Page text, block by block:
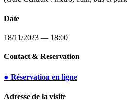
Date
18/11/2023 — 18:00
Contact & Réservation
● Réservation en ligne
Adresse de la visite